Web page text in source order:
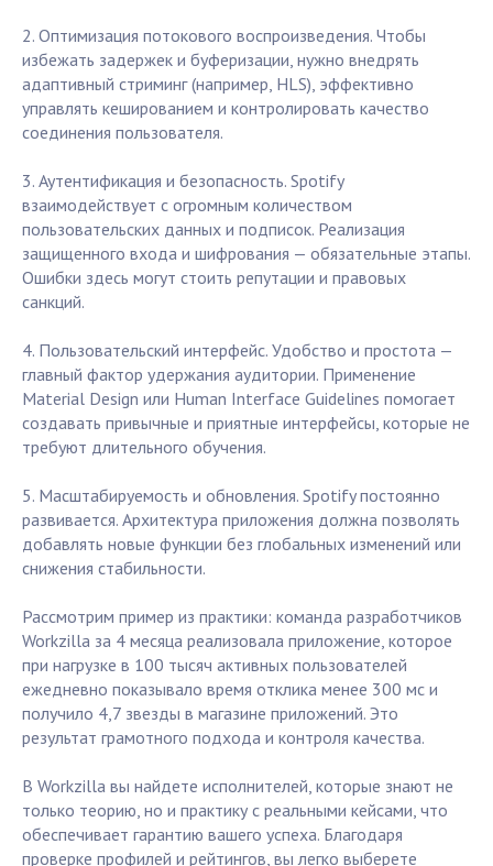
2. Оптимизация потокового воспроизведения. Чтобы
избежать задержек и буферизации, нужно внедрять
адаптивный стриминг (например, HLS), эффективно
управлять кешированием и контролировать качество
соединения пользователя.
3. Аутентификация и безопасность. Spotify
взаимодействует с огромным количеством
пользовательских данных и подписок. Реализация
защищенного входа и шифрования — обязательные этапы.
Ошибки здесь могут стоить репутации и правовых
санкций.
4. Пользовательский интерфейс. Удобство и простота —
главный фактор удержания аудитории. Применение
Material Design или Human Interface Guidelines помогает
создавать привычные и приятные интерфейсы, которые не
требуют длительного обучения.
5. Масштабируемость и обновления. Spotify постоянно
развивается. Архитектура приложения должна позволять
добавлять новые функции без глобальных изменений или
снижения стабильности.
Рассмотрим пример из практики: команда разработчиков
Workzilla за 4 месяца реализовала приложение, которое
при нагрузке в 100 тысяч активных пользователей
ежедневно показывало время отклика менее 300 мс и
получило 4,7 звезды в магазине приложений. Это
результат грамотного подхода и контроля качества.
В Workzilla вы найдете исполнителей, которые знают не
только теорию, но и практику с реальными кейсами, что
обеспечивает гарантию вашего успеха. Благодаря
проверке профилей и рейтингов, вы легко выберете